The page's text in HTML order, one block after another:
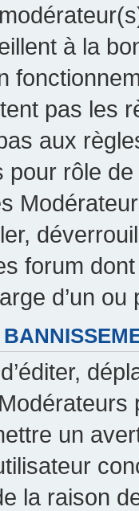
à la
pas les
aux
pour rôle
forum
d’un
un
la raison